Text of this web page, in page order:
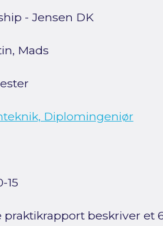
- Jensen DK
Mads
Diplomingeniør
15
praktikrapport beskriver et